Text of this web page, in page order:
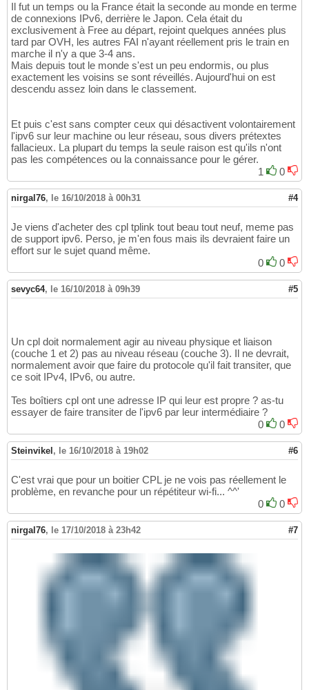
Il fut un temps ou la France était la seconde au monde en terme
de connexions IPv6, derrière le Japon. Cela était du
exclusivement à Free au départ, rejoint quelques années plus
tard par OVH, les autres FAI n'ayant réellement pris le train en
marche il n'y a que 3-4 ans.
Mais depuis tout le monde s'est un peu endormis, ou plus
exactement les voisins se sont réveillés. Aujourd'hui on est
descendu assez loin dans le classement.
Et puis c'est sans compter ceux qui désactivent volontairement
l'ipv6 sur leur machine ou leur réseau, sous divers prétextes
fallacieux. La plupart du temps la seule raison est qu'ils n'ont
pas les compétences ou la connaissance pour le gérer.
1
0
nirgal76, le 16/10/2018 à 00h31 #4
Je viens d'acheter des cpl tplink tout beau tout neuf, meme pas
de support ipv6. Perso, je m'en fous mais ils devraient faire un
effort sur le sujet quand même.
0
0
sevyc64, le 16/10/2018 à 09h39 #5
Un cpl doit normalement agir au niveau physique et liaison
(couche 1 et 2) pas au niveau réseau (couche 3). Il ne devrait,
normalement avoir que faire du protocole qu'il fait transiter, que
ce soit IPv4, IPv6, ou autre.
Tes boîtiers cpl ont une adresse IP qui leur est propre ? as-tu
essayer de faire transiter de l'ipv6 par leur intermédiaire ?
0
0
Steinvikel , le 16/10/2018 à 19h02 #6
C'est vrai que pour un boitier CPL je ne vois pas réellement le
problème, en revanche pour un répétiteur wi-fi... ^^'
0
0
nirgal76, le 17/10/2018 à 23h42 #7